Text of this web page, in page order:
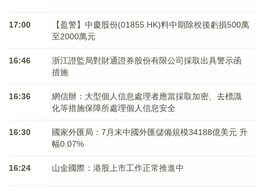
17:00
【盈警】中慶股份(01855.HK)料中期除稅後虧損500萬
至2000萬元
16:46
浙江證監局對財通證券股份有限公司採取出具警示函
措施
16:36
網信辦：大型個人信息處理者應當採取加密、去標識
化等措施保障所處理個人信息安全
16:30
國家外匯局：7月末中國外匯儲備規模34188億美元 升
幅0.07%
16:24 山金國際：港股上市工作正常推進中